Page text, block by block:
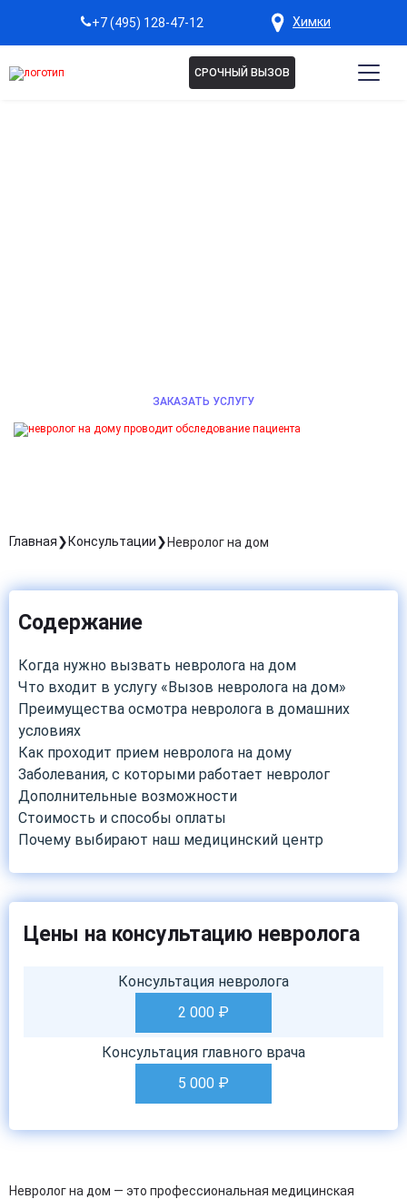
+7 (495) 128-47-12 Химки
СРОЧНЫЙ ВЫЗОВ
ЗАКАЗАТЬ УСЛУГУ
Главная Консультации Невролог на дом
Содержание
Когда нужно вызвать невролога на дом
Что входит в услугу «Вызов невролога на дом»
Преимущества осмотра невролога в домашних
условиях
Как проходит прием невролога на дому
Заболевания, с которыми работает невролог
Дополнительные возможности
Стоимость и способы оплаты
Почему выбирают наш медицинский центр
Цены на консультацию невролога
Консультация невролога
2 000 ₽
Консультация главного врача
5 000 ₽
Невролог на дом — это профессиональная медицинская